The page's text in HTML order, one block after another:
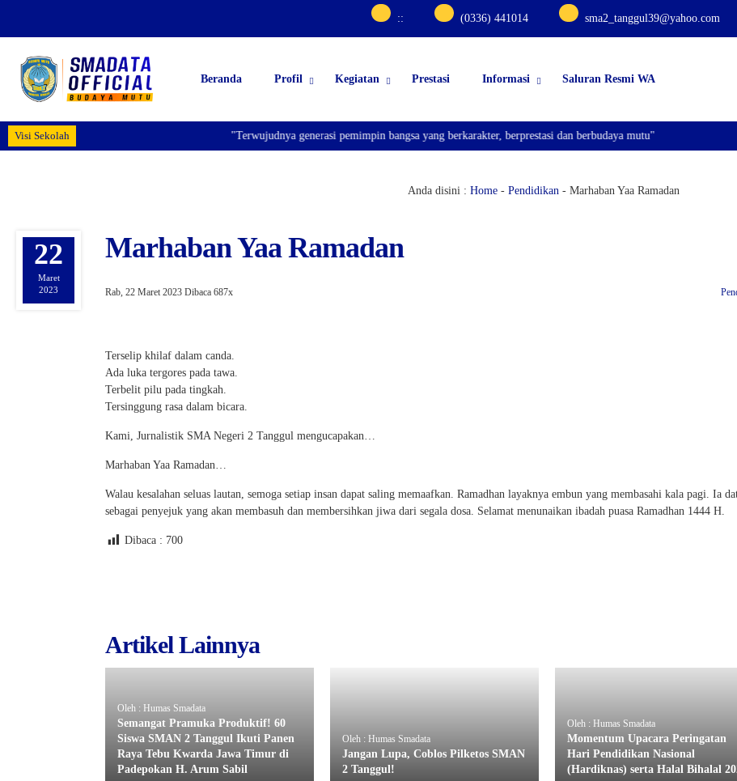
:: (0336) 441014 sma2_tanggul39@yahoo.com
Beranda Profil Kegiatan Prestasi Informasi Saluran Resmi WA
Visi Sekolah "Terwujudnya generasi pemimpin bangsa yang berkarakter, berprestasi dan berbudaya mutu"
Anda disini : Home - Pendidikan - Marhaban Yaa Ramadan
22
Maret
2023
Marhaban Yaa Ramadan
Rab, 22 Maret 2023 Dibaca 687x
Terselip khilaf dalam canda.
Ada luka tergores pada tawa.
Terbelit pilu pada tingkah.
Tersinggung rasa dalam bicara.
Kami, Jurnalistik SMA Negeri 2 Tanggul mengucapakan…
Marhaban Yaa Ramadan…
Walau kesalahan seluas lautan, semoga setiap insan dapat saling memaafkan. Ramadhan layaknya embun yang membasahi kala pagi. Ia
sebagai penyejuk yang akan membasuh dan membersihkan jiwa dari segala dosa. Selamat menunaikan ibadah puasa Ramadhan 1444 H.
Dibaca : 700
Artikel Lainnya
Oleh : Humas Smadata
Semangat Pramuka Produktif! 60
Siswa SMAN 2 Tanggul Ikuti Panen
Raya Tebu Kwarda Jawa Timur di
Padepokan H. Arum Sabil
Oleh : Humas Smadata
Jangan Lupa, Coblos Pilketos SMAN
2 Tanggul!
Oleh : Humas Smadata
Momentum Upacara Peringatan
Hari Pendidikan Nasional
(Hardiknas) serta Halal Bihalal